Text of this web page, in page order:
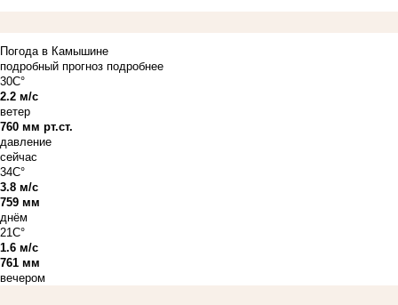
Погода в Камышине
подробный прогноз подробнее
30C°
2.2 м/с
ветер
760 мм рт.ст.
давление
сейчас
34C°
3.8 м/с
759 мм
днём
21C°
1.6 м/с
761 мм
вечером